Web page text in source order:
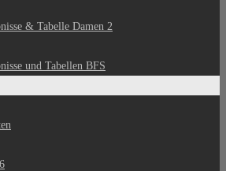
& Tabelle Damen 2
und Tabellen BFS